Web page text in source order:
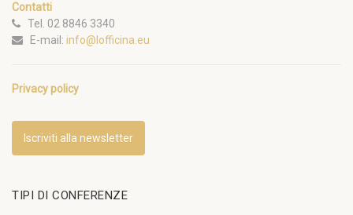
Contatti
Tel. 02 8846 3340
E-mail: info@lofficina.eu
Privacy policy
Iscriviti alla newsletter
TIPI DI CONFERENZE